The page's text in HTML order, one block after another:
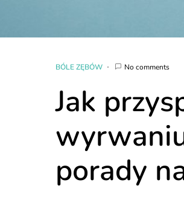
BÓLE ZĘBÓW No comments
Jak
porady